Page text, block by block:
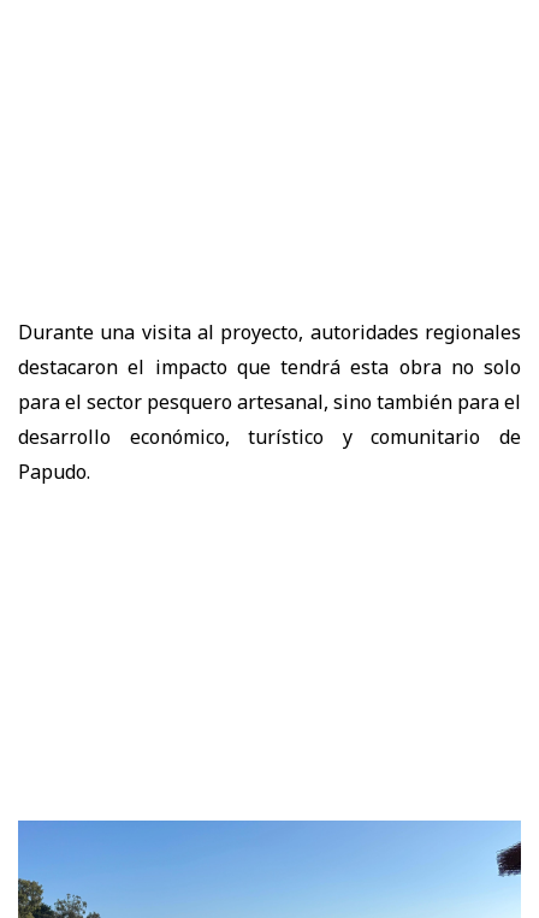
Durante una visita al proyecto, autoridades regionales
destacaron el impacto que tendrá esta obra no solo
para el sector pesquero artesanal, sino también para el
desarrollo económico, turístico y comunitario de
Papudo.